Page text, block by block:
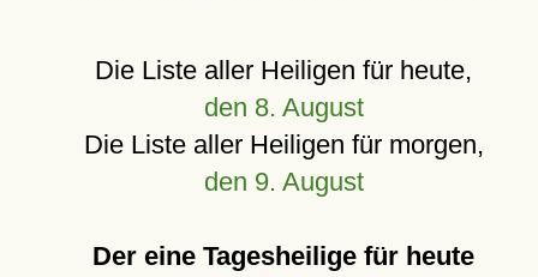
Die Liste aller Heiligen für heute,
den 8. August
Die Liste aller Heiligen für morgen,
den 9. August
Der eine Tagesheilige für heute